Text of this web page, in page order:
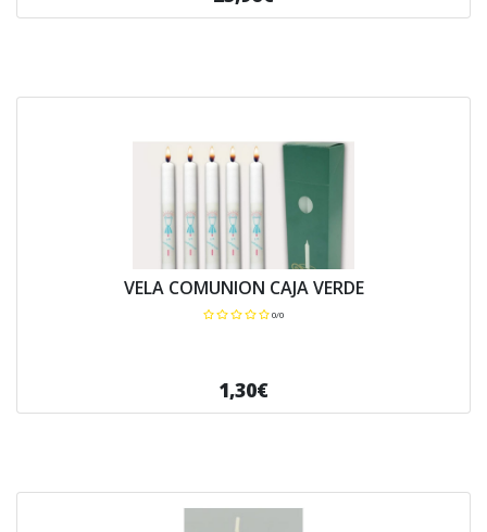
VELA COMUNION CAJA VERDE
0/0
1,30€